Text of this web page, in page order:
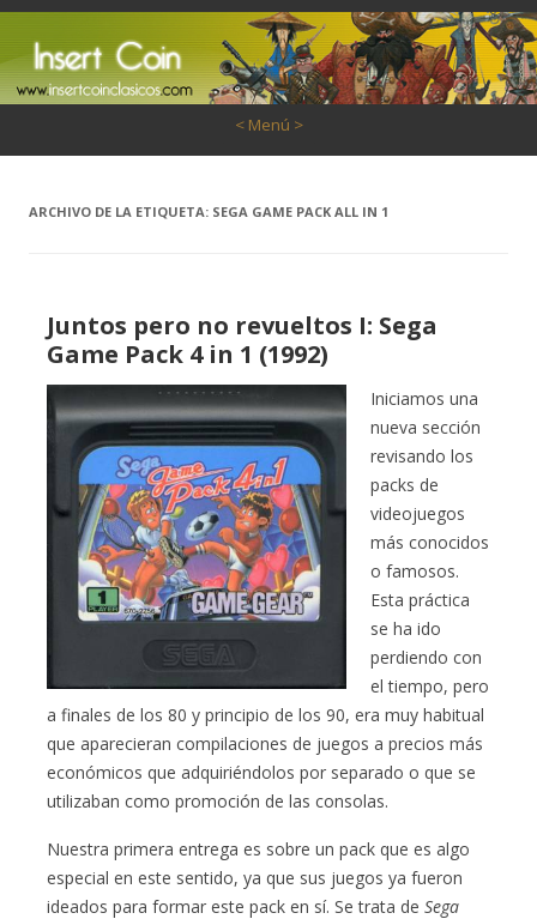
< Menú >
ARCHIVO DE LA ETIQUETA: SEGA GAME PACK ALL IN 1
Juntos pero no revueltos I: Sega
Game Pack 4 in 1 (1992)
Iniciamos una
nueva sección
revisando los
packs de
videojuegos
más conocidos
o famosos.
Esta práctica
se ha ido
perdiendo con
el tiempo, pero
a finales de los 80 y principio de los 90, era muy habitual
que aparecieran compilaciones de juegos a precios más
económicos que adquiriéndolos por separado o que se
utilizaban como promoción de las consolas.
Nuestra primera entrega es sobre un pack que es algo
especial en este sentido, ya que sus juegos ya fueron
ideados para formar este pack en sí. Se trata deSega